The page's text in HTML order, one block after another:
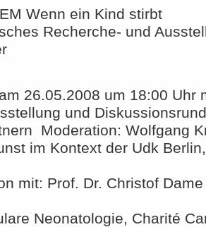
Wenn ein Kind stirbt
Recherche- und
26.05.2008 um 18:00 Uhr
und
 Moderation: Wolfgang
im Kontext der Udk
mit: Prof. Dr. Christof
Neonatologie, Charité